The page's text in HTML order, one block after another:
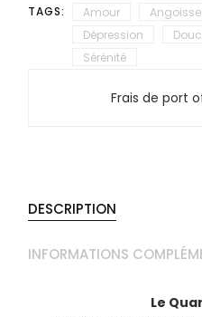
TAGS: Amour
Dépression
Sérénité
Frais de port
DESCRIPTION
INFORMATIONS
Le